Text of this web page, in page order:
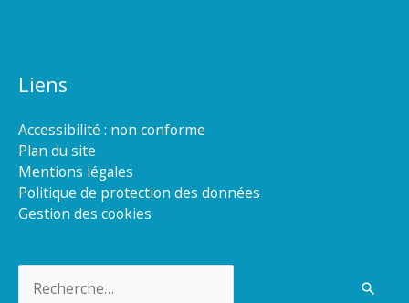
Liens
Accessibilité : non conforme
Plan du site
Mentions légales
Politique de protection des données
Gestion des cookies